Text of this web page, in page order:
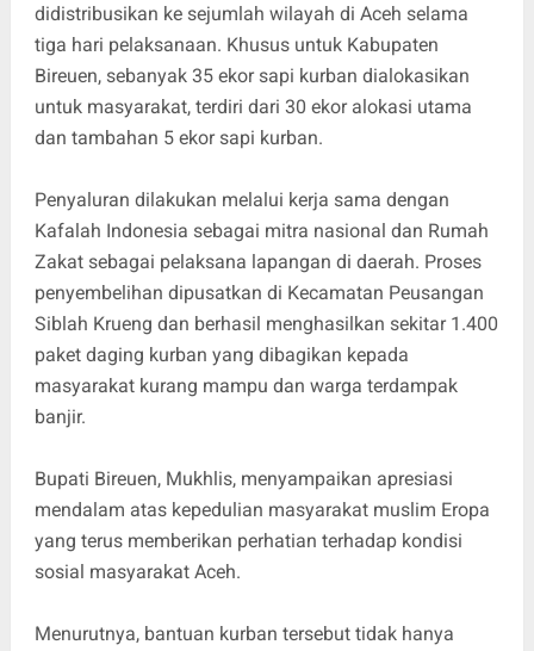
didistribusikan ke sejumlah wilayah di Aceh selama
tiga hari pelaksanaan. Khusus untuk Kabupaten
Bireuen, sebanyak 35 ekor sapi kurban dialokasikan
untuk masyarakat, terdiri dari 30 ekor alokasi utama
dan tambahan 5 ekor sapi kurban.
Penyaluran dilakukan melalui kerja sama dengan
Kafalah Indonesia sebagai mitra nasional dan Rumah
Zakat sebagai pelaksana lapangan di daerah. Proses
penyembelihan dipusatkan di Kecamatan Peusangan
Siblah Krueng dan berhasil menghasilkan sekitar 1.400
paket daging kurban yang dibagikan kepada
masyarakat kurang mampu dan warga terdampak
banjir.
Bupati Bireuen, Mukhlis, menyampaikan apresiasi
mendalam atas kepedulian masyarakat muslim Eropa
yang terus memberikan perhatian terhadap kondisi
sosial masyarakat Aceh.
Menurutnya, bantuan kurban tersebut tidak hanya